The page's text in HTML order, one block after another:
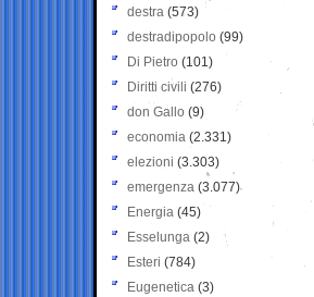
destra (573)
destradipopolo (99)
Di Pietro (101)
Diritti civili (276)
don Gallo (9)
economia (2.331)
elezioni (3.303)
emergenza (3.077)
Energia (45)
Esselunga (2)
Esteri (784)
Eugenetica (3)